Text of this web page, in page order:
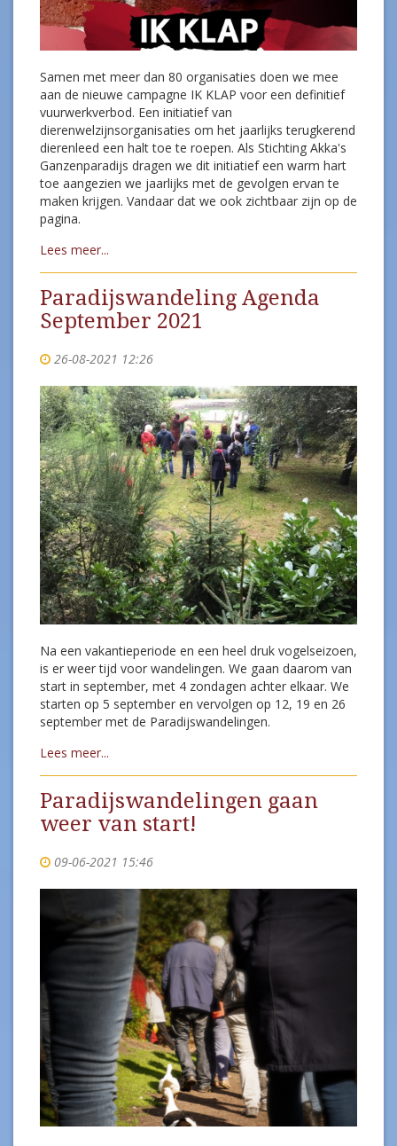
Samen met meer dan 80 organisaties doen we mee
aan de nieuwe campagne IK KLAP voor een definitief
vuurwerkverbod. Een initiatief van
dierenwelzijnsorganisaties om het jaarlijks terugkerend
dierenleed een halt toe te roepen. Als Stichting Akka's
Ganzenparadijs dragen we dit initiatief een warm hart
toe aangezien we jaarlijks met de gevolgen ervan te
maken krijgen. Vandaar dat we ook zichtbaar zijn op de
pagina.
Lees meer...
Paradijswandeling Agenda
September 2021
26-08-2021 12:26
Na een vakantieperiode en een heel druk vogelseizoen,
is er weer tijd voor wandelingen. We gaan daarom van
start in september, met 4 zondagen achter elkaar. We
starten op 5 september en vervolgen op 12, 19 en 26
september met de Paradijswandelingen.
Lees meer...
Paradijswandelingen gaan
weer van start!
09-06-2021 15:46